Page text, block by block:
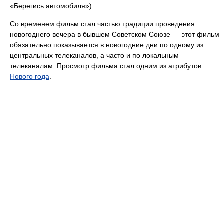
«Берегись автомобиля»).
Со временем фильм стал частью традиции проведения
новогоднего вечера в бывшем Советском Союзе — этот фильм
обязательно показывается в новогодние дни по одному из
центральных телеканалов, а часто и по локальным
телеканалам. Просмотр фильма стал одним из атрибутов
Нового года.